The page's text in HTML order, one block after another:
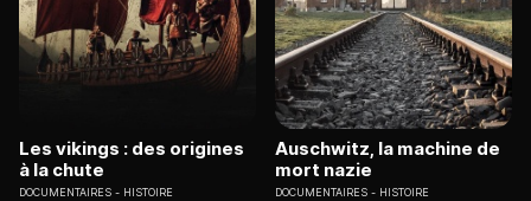
Les vikings : des origines
à la chute
DOCUMENTAIRES HISTOIRE
Auschwitz, la machine de
mort nazie
DOCUMENTAIRES HISTOIRE